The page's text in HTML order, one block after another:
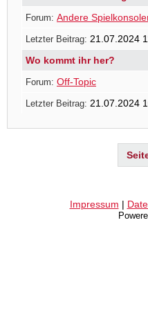
Andere
21.07.2024
Wo kommt ihr her?
Off-Topic
21.07.2024
Impressum |